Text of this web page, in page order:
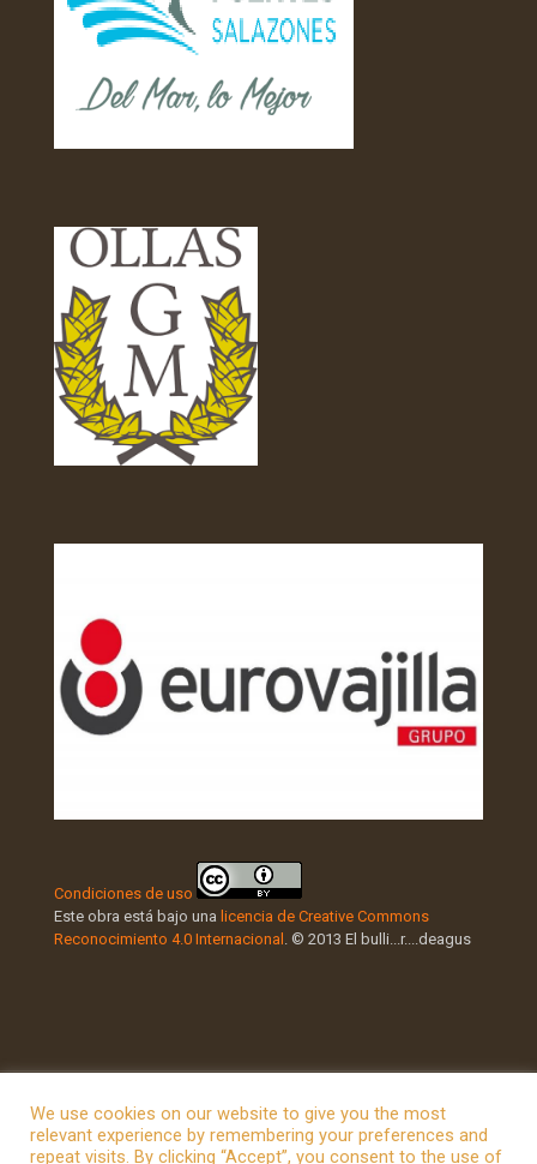
Condiciones de uso
Este obra está bajo una licencia de Creative Commons
Reconocimiento 4.0 Internacional
. © 2013 El bulli...r....deagus
We use cookies on our website to give you the most
relevant experience by remembering your preferences and
repeat visits. By clicking “Accept”, you consent to the use of